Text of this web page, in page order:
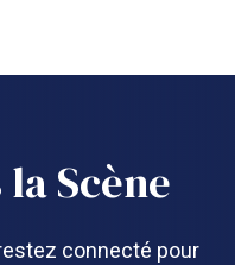
Scène
connecté pour